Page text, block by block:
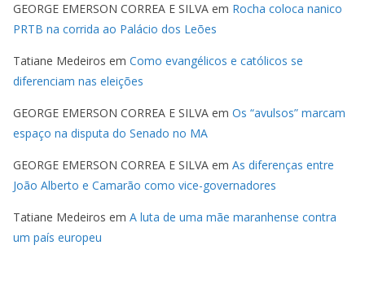
GEORGE EMERSON CORREA E SILVA em Rocha coloca nanico
PRTB na corrida ao Palácio dos Leões
Tatiane Medeiros em Como evangélicos e católicos se
diferenciam nas eleições
GEORGE EMERSON CORREA E SILVA em Os “avulsos” marcam
espaço na disputa do Senado no MA
GEORGE EMERSON CORREA E SILVA em As diferenças entre
João Alberto e Camarão como vice-governadores
Tatiane Medeiros em A luta de uma mãe maranhense contra
um país europeu